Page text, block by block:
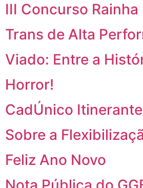
III Concurso
Trans de Alta
Viado: Entre a
Horror!
CadÚnico Itinerante
Sobre a
Feliz Ano Novo